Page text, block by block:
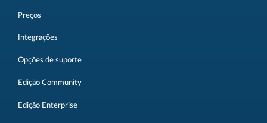
Preços
Integrações
Opções de suporte
Edição Community
Edição Enterprise